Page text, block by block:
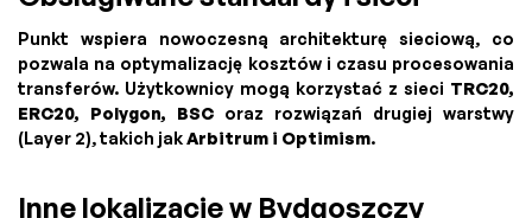
Punkt wspiera nowoczesną architekturę sieciową, co
pozwala na optymalizację kosztów i czasu procesowania
transferów. Użytkownicy mogą korzystać z sieci TRC20,
ERC20, Polygon, BSC oraz rozwiązań drugiej warstwy
(Layer 2), takich jakArbitrum i Optimism.
Inne lokalizacje w Bydgoszczy